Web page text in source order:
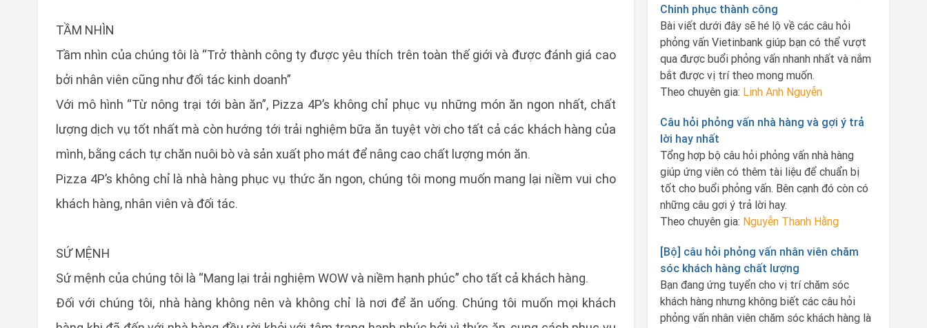
TẦM NHÌN
Tầm nhìn của chúng tôi là “Trở thành công ty được yêu thích trên toàn thế giới và được đánh giá cao
bởi nhân viên cũng như đối tác kinh doanh”
Với mô hình “Từ nông trại tới bàn ăn”, Pizza 4P’s không chỉ phục vụ những món ăn ngon nhất, chất
lượng dịch vụ tốt nhất mà còn hướng tới trải nghiệm bữa ăn tuyệt vời cho tất cả các khách hàng của
mình, bằng cách tự chăn nuôi bò và sản xuất pho mát để nâng cao chất lượng món ăn.
Pizza 4P’s không chỉ là nhà hàng phục vụ thức ăn ngon, chúng tôi mong muốn mang lại niềm vui cho
khách hàng, nhân viên và đối tác.
SỨ MỆNH
Sứ mệnh của chúng tôi là “Mang lại trải nghiệm WOW và niềm hạnh phúc” cho tất cả khách hàng.
Đối với chúng tôi, nhà hàng không nên và không chỉ là nơi để ăn uống. Chúng tôi muốn mọi khách
Chinh phục thành công
Bài viết dưới đây sẽ hé lộ về các câu hỏi
phỏng vấn Vietinbank giúp bạn có thể vượt
qua được buổi phỏng vấn nhanh nhất và nắm
bắt được vị trí theo mong muốn.
Theo chuyên gia: Linh Anh Nguyễn
Câu hỏi phỏng vấn nhà hàng và gợi ý trả
lời hay nhất
Tổng hợp bộ câu hỏi phỏng vấn nhà hàng
giúp ứng viên có thêm tài liệu để chuẩn bị
tốt cho buổi phỏng vấn. Bên cạnh đó còn có
những câu gợi ý trả lời hay.
Theo chuyên gia: Nguyễn Thanh Hằng
[Bộ] câu hỏi phỏng vấn nhân viên chăm
sóc khách hàng chất lượng
Bạn đang ứng tuyển cho vị trí chăm sóc
khách hàng nhưng không biết các câu hỏi
phỏng vấn nhân viên chăm sóc khách hàng là